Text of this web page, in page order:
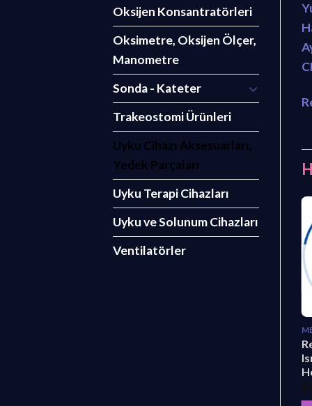
Oksijen Konsantratörleri
Oksimetre, Oksijen Ölçer,
Manometre
Sonda - Kateter
Trakeostomi Ürünleri
Uyku Cihazı Aksesuarları,
Yedek Parçaları
Uyku Terapi Cihazları
Uyku ve Solunum Cihazları
Ventilatörler